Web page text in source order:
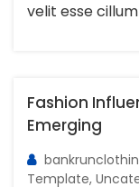
velit esse
Fashion
Emerging
Template,